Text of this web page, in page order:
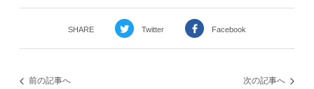
SHARE Twitter Facebook
前の記事へ 次の記事へ